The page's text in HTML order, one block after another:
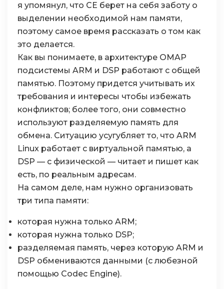
я упомянул, что CE берет на себя заботу о
выделении необходимой нам памяти,
поэтому самое время рассказать о том как
это делается.
Как вы понимаете, в архитектуре OMAP
подсистемы ARM и DSP работают с общей
памятью. Поэтому придется учитывать их
требования и интересы чтобы избежать
конфликтов; более того, они совместно
используют разделяемую память для
обмена. Ситуацию усугубляет то, что ARM
Linux работает с виртуальной памятью, а
DSP — с физической — читает и пишет как
есть, по реальным адресам.
На самом деле, нам нужно организовать
три типа памяти:
которая нужна только ARM;
которая нужна только DSP;
разделяемая память, через которую ARM и
DSP обмениваются данными (с любезной
помощью Codec Engine).